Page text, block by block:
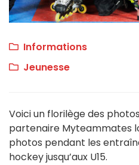
Informations
Jeunesse
Voici un florilège des
partenaire Myteammates
photos pendant les
hockey jusqu’aux U15.